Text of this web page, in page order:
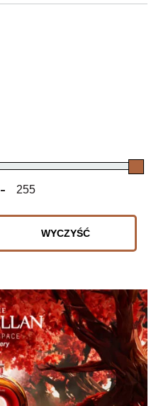
Minimum Price
-
Maximum Price
WYCZYŚĆ